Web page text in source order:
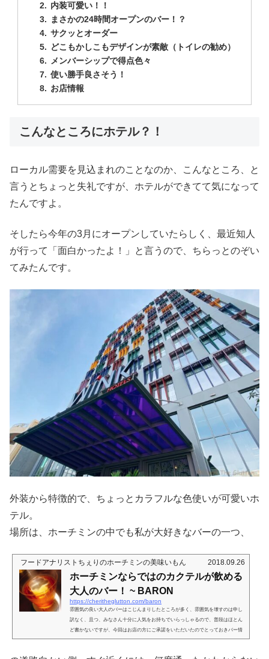
内装可愛い！！
まさかの24時間オープンのバー！？
サクッとオーダー
どこもかしこもデザインが素敵（トイレの勧め）
メンバーシップで得点色々
使い勝手良さそう！
お店情報
こんなところにホテル？！
ローカル需要を見込まれのことなのか、こんなところ、と
言うとちょっと失礼ですが、ホテルができてて気になって
たんですよ。
そしたら今年の3月にオープンしていたらしく、最近知人
が行って「面白かったよ！」と言うので、ちらっとのぞい
てみたんです。
外装から特徴的で、ちょっとカラフルな色使いが可愛いホ
テル。
場所は、ホーチミンの中でも私が大好きなバーの一つ、
フードアナリストちぇりのホーチミンの美味いもん 2018.09.26
ホーチミンならではのカクテルが飲める
大人のバー！ ~ BARON
https://cheritheglutton.com/baron
雰囲気の良い大人のバーはこじんまりしたところが多く、雰囲気を壊すのは申し
訳なく、且つ、みなさん十分に人気をお持ちでいらっしゃるので、普段はほとん
ど書かないですが、今回はお店の方にご承諾をいただいたのでとっておきバー情
報(*´ω｀)街中からはちょっと離れた場所にある大人のバー飲食店に関しても、